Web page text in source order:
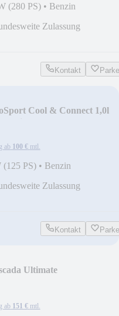
(280 PS) • Benzin
Zulassung
Kontakt
Cool & Connect 1,0l
ab 100 € mtl.
(125 PS) • Benzin
Zulassung
Kontakt
Ultimate
ab 151 € mtl.